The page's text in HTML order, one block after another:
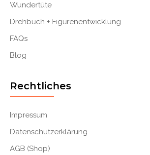
Wundertüte
Drehbuch + Figurenentwicklung
FAQs
Blog
Rechtliches
Impressum
Datenschutzerklärung
AGB (Shop)